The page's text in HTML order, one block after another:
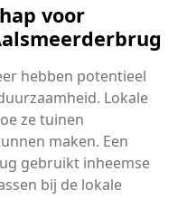
voor
hebben potentieel
Lokale
ze tuinen
maken. Een
gebruikt inheemse
bij de lokale